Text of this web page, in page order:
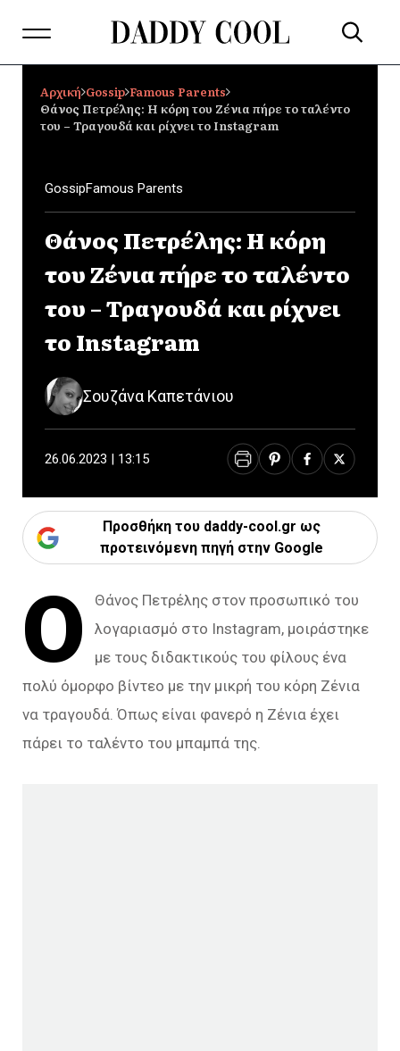
Αρχική Gossip Famous Parents
Θάνος Πετρέλης: Η κόρη του Ζένια πήρε το ταλέντο
του – Τραγουδά και ρίχνει το Instagram
GossipFamous Parents
Θάνος Πετρέλης: Η κόρη
του Ζένια πήρε το ταλέντο
του – Τραγουδά και ρίχνει
το Instagram
Σουζάνα Καπετάνιου
26.06.2023 | 13:15
Προσθήκη του daddy-cool.gr ως
προτεινόμενη πηγή στην Google
Ο
Θάνος Πετρέλης στον προσωπικό του
λογαριασμό στο Instagram, μοιράστηκε
με τους διδακτικούς του φίλους ένα
πολύ όμορφο βίντεο με την μικρή του κόρη Ζένια
να τραγουδά. Όπως είναι φανερό η Ζένια έχει
πάρει το ταλέντο του μπαμπά της.